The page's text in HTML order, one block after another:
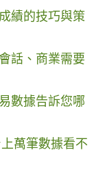
績的技巧與策
話、商業需要
數據告訴您哪
萬筆數據看不